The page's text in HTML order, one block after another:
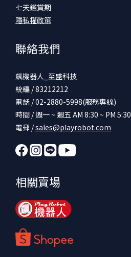
七天鑑賞期
隱私權政策
聯絡我們
飆機器人_至盛科技
統編 / 83212212
電話 / 02-2880-5998(服務專線)
時間 / 週一 ~ 週五 AM 8:30 ~ PM 5:30
電郵 /sales@playrobot.com
相關賣場